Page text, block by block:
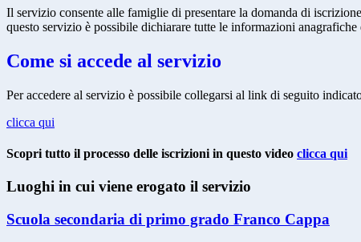
Il servizio consente alle famiglie di presentare la domanda di
questo servizio è possibile dichiarare tutte le informazioni
Come si accede al servizio
Per accedere al servizio è possibile collegarsi al link di seguito
clicca qui
Scopri tutto il processo delle iscrizioni in questo video clicca qui
Luoghi in cui viene erogato il servizio
Scuola secondaria di primo grado Franco Cappa